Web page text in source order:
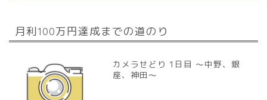
月利100万円達成までの道のり
カメラせどり 1日目 〜中野、銀
座、神田〜